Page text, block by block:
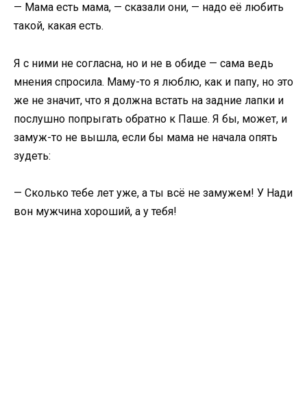
— Мама есть мама, — сказали они, — надо её любить
такой, какая есть.
Я с ними не согласна, но и не в обиде — сама ведь
мнения спросила. Маму-то я люблю, как и папу, но это
же не значит, что я должна встать на задние лапки и
послушно попрыгать обратно к Паше. Я бы, может, и
замуж-то не вышла, если бы мама не начала опять
зудеть:
— Сколько тебе лет уже, а ты всё не замужем! У Нади
вон мужчина хороший, а у тебя!